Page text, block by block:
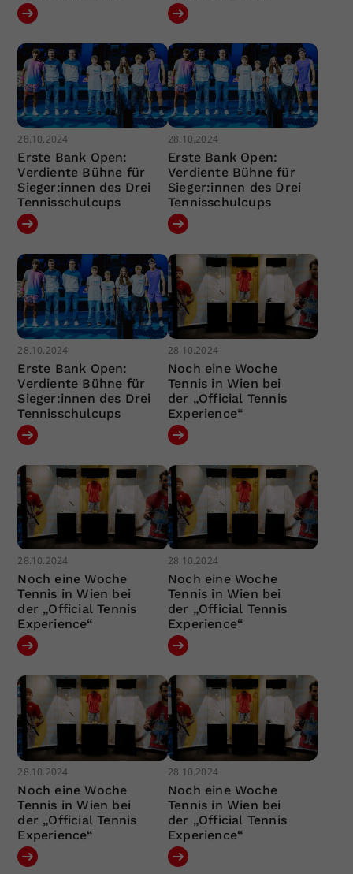
28.10.2024
Erste Bank Open:
Verdiente Bühne für
Sieger:innen des Drei
Tennisschulcups
28.10.2024
Erste Bank Open:
Verdiente Bühne für
Sieger:innen des Drei
Tennisschulcups
28.10.2024
Erste Bank Open:
Verdiente Bühne für
Sieger:innen des Drei
Tennisschulcups
28.10.2024
Noch eine Woche
Tennis in Wien bei
der „Official Tennis
Experience“
28.10.2024
Noch eine Woche
Tennis in Wien bei
der „Official Tennis
Experience“
28.10.2024
Noch eine Woche
Tennis in Wien bei
der „Official Tennis
Experience“
28.10.2024
Noch eine Woche
Tennis in Wien bei
der „Official Tennis
Experience“
28.10.2024
Noch eine Woche
Tennis in Wien bei
der „Official Tennis
Experience“